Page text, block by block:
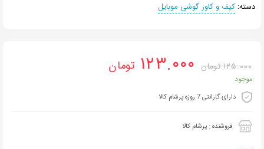
دسته: کیف و کاور گوشی موبایل
۱۲۵.۰۰۰ تومان ۱۲۳.۰۰۰ تومان
موجود
دارای گارانتی 7 روزه پرشام کالا
فروشنده : پرشام کالا